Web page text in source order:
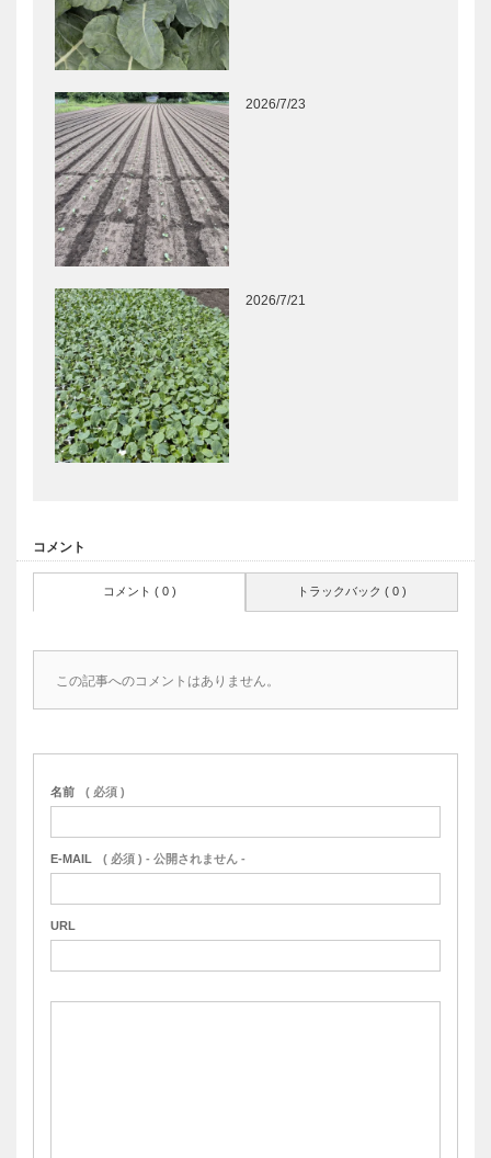
2026/7/23
2026/7/21
コメント
コメント ( 0 ) トラックバック ( 0 )
この記事へのコメントはありません。
名前 ( 必須 )
E-MAIL ( 必須 ) - 公開されません -
URL